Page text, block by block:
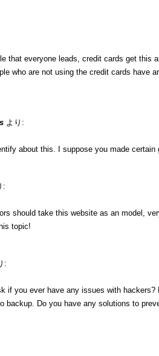
that everyone leads, credit cards get this
who are not using the credit cards have
より:
about this. I suppose you made certain
:
should take this website as an model,
topic!
:
if you ever have any issues with
backup. Do you have any solutions to